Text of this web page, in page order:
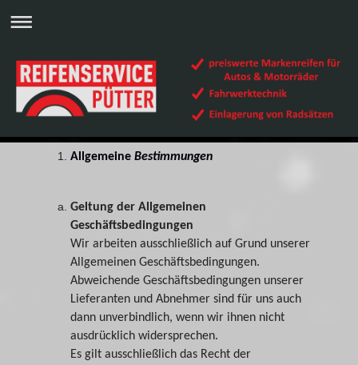
Allgemeine Bestimmungen
Geltung der Allgemeinen
Geschäftsbedingungen
Wir arbeiten ausschließlich auf Grund unserer
Allgemeinen Geschäftsbedingungen.
Abweichende Geschäftsbedingungen unserer
Lieferanten und Abnehmer sind für uns auch
dann unverbindlich, wenn wir ihnen nicht
ausdrücklich widersprechen.
Es gilt ausschließlich das Recht der